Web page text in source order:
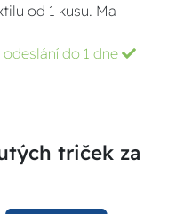
od 1 kusu. Ma
odeslání do 1 dne
triček za